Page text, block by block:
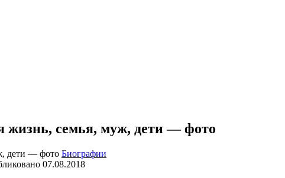
жизнь, семья, муж, дети — фото
Биографии
07.08.2018